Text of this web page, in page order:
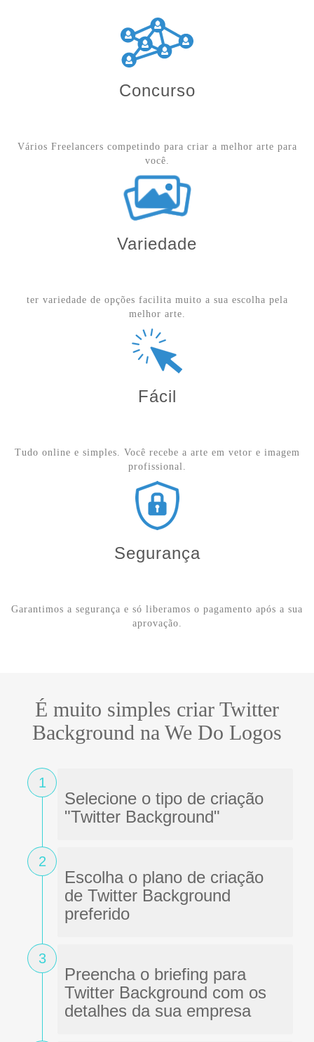
Variedade
ter variedade de opções facilita muito a sua escolha pela
Fácil
Tudo online e simples. Você recebe a arte em vetor e imagem
Segurança
Garantimos a segurança e só liberamos o pagamento após a sua
É muito simples criar Twitter
Background na We Do Logos
"Twitter Background"
preferido
detalhes da sua empresa
4
Twitter Background
profissional para você
escolher
5
Baixe a arte final do Twitter
Background em Corel,
Ilustrator, PDF ou JPG para